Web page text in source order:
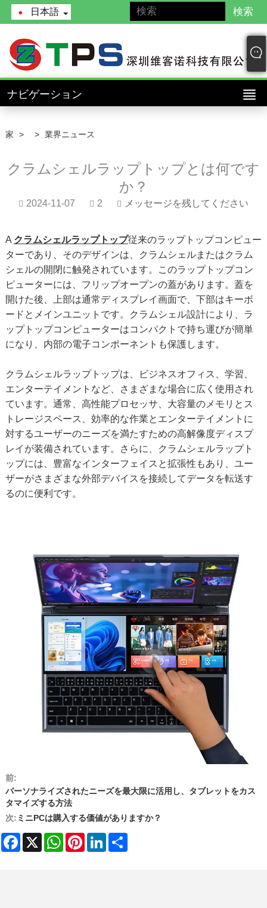
日本語
ナビゲーション
家 > > 業界ニュース
クラムシェルラップトップとは何です
か？
2024-11-07 2 メッセージを残してください
A クラムシェルラップトップ従来のラップトップコンピュー
ターであり、そのデザインは、クラムシェルまたはクラム
シェルの開閉に触発されています。このラップトップコン
ピューターには、フリップオープンの蓋があります。蓋を
開けた後、上部は通常ディスプレイ画面で、下部はキーボ
ードとメインユニットです。クラムシェル設計により、ラ
ップトップコンピューターはコンパクトで持ち運びが簡単
になり、内部の電子コンポーネントも保護します。
クラムシェルラップトップは、ビジネスオフィス、学習、
エンターテイメントなど、さまざまな場合に広く使用され
ています。通常、高性能プロセッサ、大容量のメモリとス
トレージスペース、効率的な作業とエンターテイメントに
対するユーザーのニーズを満たすための高解像度ディスプ
レイが装備されています。さらに、クラムシェルラップト
ップには、豊富なインターフェイスと拡張性もあり、ユー
ザーがさまざまな外部デバイスを接続してデータを転送す
るのに便利です。
前:
パーソナライズされたニーズを最大限に活用し、タブレットをカス
タマイズする方法
次: ミニPCは購入する価値がありますか？
Facebook
X WhatsApp
PinterestLinkedIn